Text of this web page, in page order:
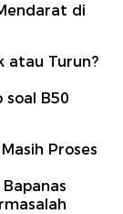
di
atau Turun?
B50
Proses